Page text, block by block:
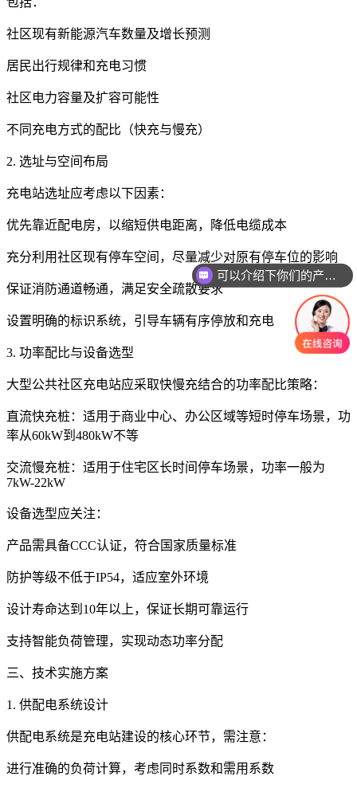
社区现有新能源汽车数量及增长预测
居民出行规律和充电习惯
社区电力容量及扩容可能性
不同充电方式的配比（快充与慢充）
2. 选址与空间布局
充电站选址应考虑以下因素：
优先靠近配电房，以缩短供电距离，降低电缆成本
充分利用社区现有停车空间，尽量减少对原有停车位的影响
保证消防通道畅通，满足安全疏散要求
设置明确的标识系统，引导车辆有序停放和充电
3. 功率配比与设备选型
大型公共社区充电站应采取快慢充结合的功率配比策略：
直流快充桩：适用于商业中心、办公区域等短时停车场景，功
率从60kW到480kW不等
交流慢充桩：适用于住宅区长时间停车场景，功率一般为
7kW-22kW
设备选型应关注：
产品需具备CCC认证，符合国家质量标准
防护等级不低于IP54，适应室外环境
设计寿命达到10年以上，保证长期可靠运行
支持智能负荷管理，实现动态功率分配
三、技术实施方案
1. 供配电系统设计
供配电系统是充电站建设的核心环节，需注意：
进行准确的负荷计算，考虑同时系数和需用系数
可以介绍下你们的产品么